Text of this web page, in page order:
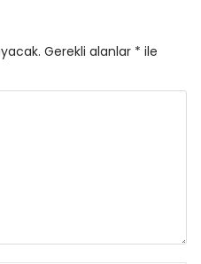
Gerekli alanlar * ile